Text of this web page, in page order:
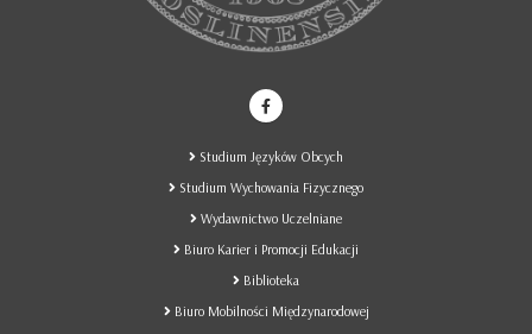
Studium Języków Obcych
Studium Wychowania Fizycznego
Wydawnictwo Uczelniane
Biuro Karier i Promocji Edukacji
Biblioteka
Biuro Mobilności Międzynarodowej